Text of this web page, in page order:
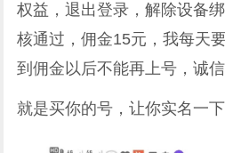
权益，退出登录，解除设备
核通过，佣金15元，我每天
到佣金以后不能再上号，诚
就是买你的号，让你实名一下